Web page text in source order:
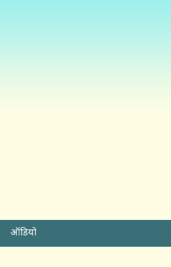
ऑडियो